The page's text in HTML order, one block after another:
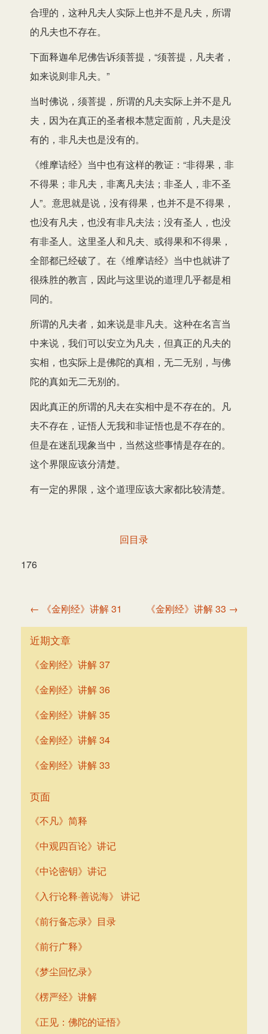
合理的，这种凡夫人实际上也并不是凡夫，所谓
的凡夫也不存在。
下面释迦牟尼佛告诉须菩提，“须菩提，凡夫者，
如来说则非凡夫。”
当时佛说，须菩提，所谓的凡夫实际上并不是凡
夫，因为在真正的圣者根本慧定面前，凡夫是没
有的，非凡夫也是没有的。
《维摩诘经》当中也有这样的教证：“非得果，非
不得果；非凡夫，非离凡夫法；非圣人，非不圣
人”。意思就是说，没有得果，也并不是不得果，
也没有凡夫，也没有非凡夫法；没有圣人，也没
有非圣人。这里圣人和凡夫、或得果和不得果，
全部都已经破了。在《维摩诘经》当中也就讲了
很殊胜的教言，因此与这里说的道理几乎都是相
同的。
所谓的凡夫者，如来说是非凡夫。这种在名言当
中来说，我们可以安立为凡夫，但真正的凡夫的
实相，也实际上是佛陀的真相，无二无别，与佛
陀的真如无二无别的。
因此真正的所谓的凡夫在实相中是不存在的。凡
夫不存在，证悟人无我和非证悟也是不存在的。
但是在迷乱现象当中，当然这些事情是存在的。
这个界限应该分清楚。
有一定的界限，这个道理应该大家都比较清楚。
回目录
176
文
章
导
航
← 《金刚经》讲解 31 《金刚经》讲解 33 →
近期文章
《金刚经》讲解 37
《金刚经》讲解 36
《金刚经》讲解 35
《金刚经》讲解 34
《金刚经》讲解 33
页面
《不凡》简释
《中观四百论》讲记
《中论密钥》讲记
《入行论释·善说海》 讲记
《前行备忘录》目录
《前行广释》
《梦尘回忆录》
《楞严经》讲解
《正见：佛陀的证悟》